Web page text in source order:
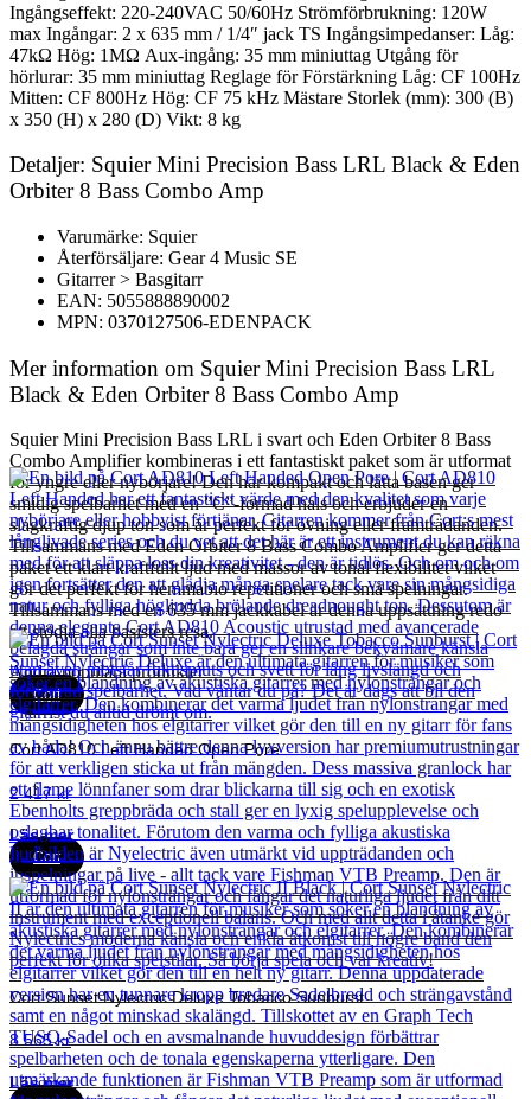
Ingångseffekt: 220-240VAC 50/60Hz Strömförbrukning: 120W
max Ingångar: 2 x 635 mm / 1/4″ jack TS Ingångsimpedanser: Låg:
47kΩ Hög: 1MΩ Aux-ingång: 35 mm miniuttag Utgång för
hörlurar: 35 mm miniuttag Reglage för Förstärkning Låg: CF 100Hz
Mitten: CF 800Hz Hög: CF 75 kHz Mästare Storlek (mm): 300 (B)
x 350 (H) x 280 (D) Vikt: 8 kg
Detaljer: Squier Mini Precision Bass LRL Black & Eden
Orbiter 8 Bass Combo Amp
Varumärke: Squier
Återförsäljare: Gear 4 Music SE
Gitarrer > Basgitarr
EAN: 5055888890002
MPN: 0370127506-EDENPACK
Mer information om Squier Mini Precision Bass LRL
Black & Eden Orbiter 8 Bass Combo Amp
Squier Mini Precision Bass LRL i svart och Eden Orbiter 8 Bass
Combo Amplifier kombineras i ett fantastiskt paket som är utformat
för yngre eller nybörjare! Den här kompakt och lätta basen ger
smidig spelbarhet med en ”C”-formad hals och erbjuder en
slagkraftig djup ton som är perfekt för övning eller framträdanden.
Tillsammans med Eden Orbiter 8 Bass Combo Amplifier ger detta
paket ett klart kraftfullt ljud med massor av tonal flexibilitet vilket
gör det perfekt för hemmabio repetitioner och små spelningar.
Tillsammans med en 635 mm jackkabel är denna uppsättning redo
att stödja alla basisters resa.
Andra populära produkter
Cort
Cort AD810 Left Handed Open Pore
2 417kr
Läs mer
Cort
Cort Sunset Nylectric Deluxe Tobacco Sunburst
8 565kr
Läs mer